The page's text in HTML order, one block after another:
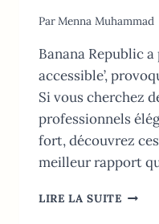
ParMenna Muhammad
Banana Republic
accessible’,
Si vous cherchez
professionnels
fort, découvrez
meilleur rapport
LIRE LA SUITE10